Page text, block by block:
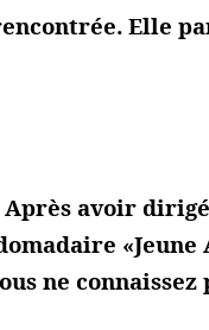
Elle
Après avoir
«Jeune
ne